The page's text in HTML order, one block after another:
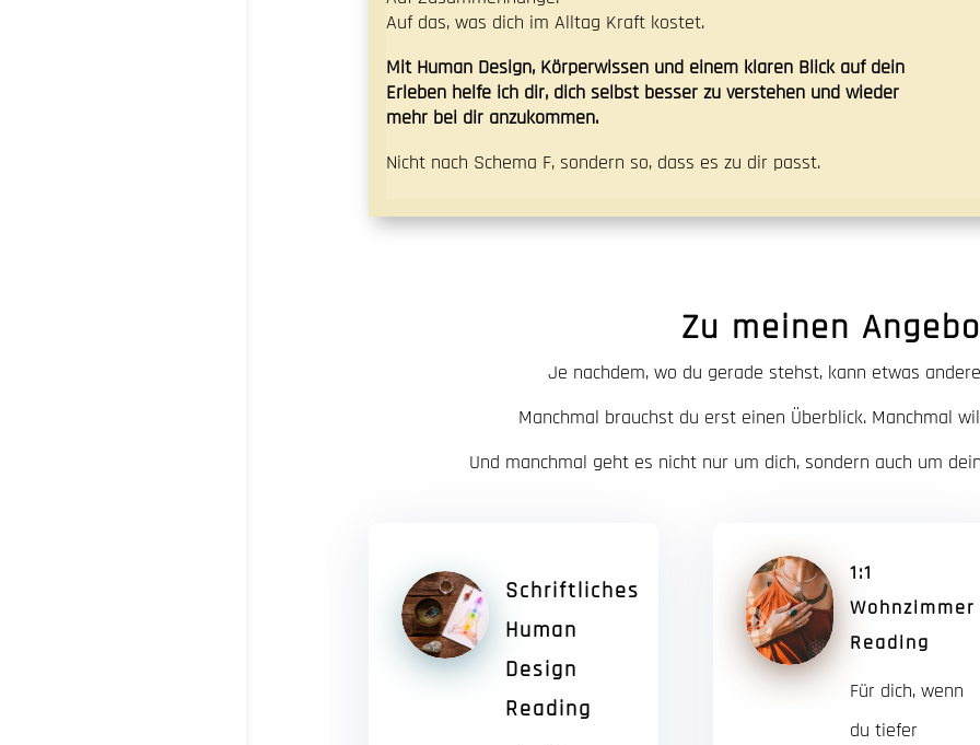
Auf das, was dich im Alltag Kraft kostet.
Mit Human Design, Körperwissen und einem klaren Blick auf dein
Erleben helfe ich dir, dich selbst besser zu verstehen und wieder
mehr bei dir anzukommen.
Nicht nach Schema F, sondern so, dass es zu dir passt.
Zu meinen
Je nachdem, wo du gerade stehst, kann etwas
Manchmal brauchst du erst einen Überblick. Manchmal
Und manchmal geht es nicht nur um dich, sondern auch um
Schriftliches
Human
Design
Reading
1:1
Wohnzimmer
Reading
Für dich, wenn
du tiefer